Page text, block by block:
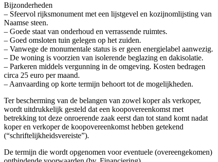
Bijzonderheden
– Sfeervol rijksmonument met een lijstgevel en kozijnomlijsting van
Naamse steen.
– Goede staat van onderhoud en verrassende ruimtes.
– Goed omsloten tuin gelegen op het zuiden.
– Vanwege de monumentale status is er geen energielabel aanwezig.
– De woning is voorzien van isolerende beglazing en dakisolatie.
– Parkeren middels vergunning in de omgeving. Kosten bedragen
circa 25 euro per maand.
– Aanvaarding op korte termijn behoort tot de mogelijkheden.
Ter bescherming van de belangen van zowel koper als verkoper,
wordt uitdrukkelijk gesteld dat een koopovereenkomst met
betrekking tot deze onroerende zaak eerst dan tot stand komt nadat
koper en verkoper de koopovereenkomst hebben getekend
(“schriftelijkheidsvereiste”).
De termijn die wordt opgenomen voor eventuele (overeengekomen)